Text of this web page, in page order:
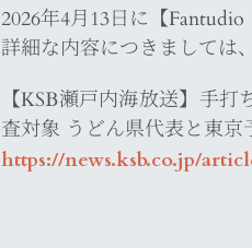
2026年4月13日に【
詳細な内容につきましては
【KSB瀬戸内海放送】手打
査対象 うどん県代表と東
https://news.ksb.co.jp/